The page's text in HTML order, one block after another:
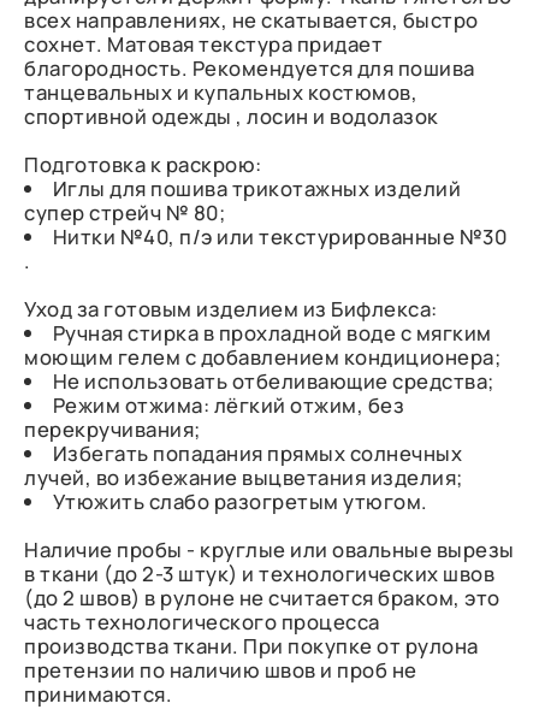
всех направлениях, не скатывается, быстро
сохнет. Матовая текстура придает
благородность. Рекомендуется для пошива
танцевальных и купальных костюмов,
спортивной одежды , лосин и водолазок
Подготовка к раскрою:
Иглы для пошива трикотажных изделий
супер стрейч № 80;
Нитки №40, п/э или текстурированные №30
.
Уход за готовым изделием из Бифлекса:
Ручная стирка в прохладной воде с мягким
моющим гелем с добавлением кондиционера;
Не использовать отбеливающие средства;
Режим отжима: лёгкий отжим, без
перекручивания;
Избегать попадания прямых солнечных
лучей, во избежание выцветания изделия;
Утюжить слабо разогретым утюгом.
Наличие пробы - круглые или овальные вырезы
в ткани (до 2-3 штук) и технологических швов
(до 2 швов) в рулоне не считается браком, это
часть технологического процесса
производства ткани. При покупке от рулона
претензии по наличию швов и проб не
принимаются.